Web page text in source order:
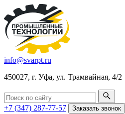
info@svarpt.ru
450027, г. Уфа, ул. Трамвайная, 4/2
+7 (347) 287-77-57 Заказать звонок